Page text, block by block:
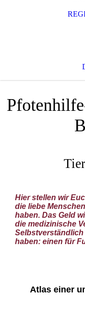
Hier stellen wir
die liebe
haben. Das Geld
die medizinische
Selbstverständlich
haben: einen für
Atlas einer